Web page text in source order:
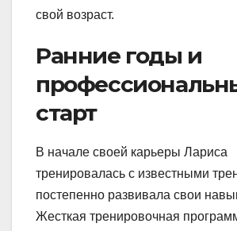
свой возраст.
Ранние годы и
старт
В начале своей карьеры Лариса
тренировалась с известными
постепенно развивала свои
Жесткая тренировочная